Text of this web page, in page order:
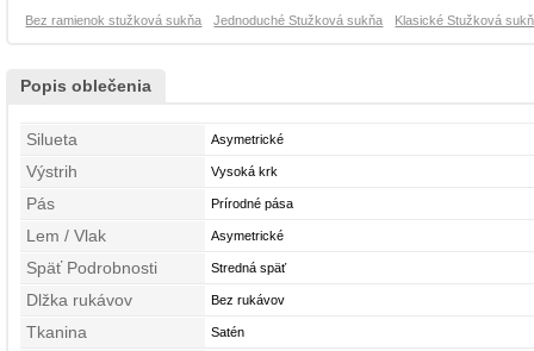
Bez ramienok stužková sukňa Jednoduché Stužková sukňa Klasické Stužková
Popis oblečenia
Silueta Asymetrické
Výstrih Vysoká krk
Pás Prírodné pása
Lem / Vlak Asymetrické
Späť Podrobnosti Stredná späť
Dlžka rukávov Bez rukávov
Tkanina Satén